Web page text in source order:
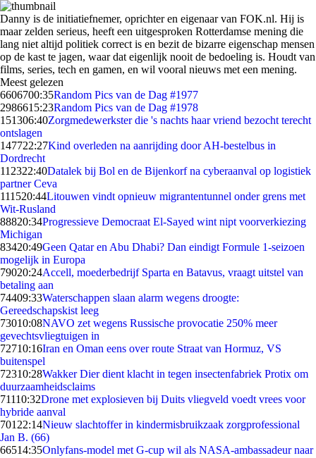
Danny is de initiatiefnemer, oprichter en eigenaar van FOK.nl. Hij is
maar zelden serieus, heeft een uitgesproken Rotterdamse mening die
lang niet altijd politiek correct is en bezit de bizarre eigenschap mensen
op de kast te jagen, waar dat eigenlijk nooit de bedoeling is. Houdt van
films, series, tech en gamen, en wil vooral nieuws met een mening.
Meest gelezen
6606700:35Random Pics van de Dag #1977
2986615:23Random Pics van de Dag #1978
151306:40Zorgmedewerkster die 's nachts haar vriend bezocht terecht
ontslagen
147722:27Kind overleden na aanrijding door AH-bestelbus in
Dordrecht
112322:40Datalek bij Bol en de Bijenkorf na cyberaanval op logistiek
partner Ceva
111520:44Litouwen vindt opnieuw migrantentunnel onder grens met
Wit-Rusland
88820:34Progressieve Democraat El-Sayed wint nipt voorverkiezing
Michigan
83420:49Geen Qatar en Abu Dhabi? Dan eindigt Formule 1-seizoen
mogelijk in Europa
79020:24Accell, moederbedrijf Sparta en Batavus, vraagt uitstel van
betaling aan
74409:33Waterschappen slaan alarm wegens droogte:
Gereedschapskist leeg
73010:08NAVO zet wegens Russische provocatie 250% meer
gevechtsvliegtuigen in
72710:16Iran en Oman eens over route Straat van Hormuz, VS
buitenspel
72310:28Wakker Dier dient klacht in tegen insectenfabriek Protix om
duurzaamheidsclaims
71110:32Drone met explosieven bij Duits vliegveld voedt vrees voor
hybride aanval
701 22:14Nieuw slachtoffer in kindermisbruikzaak zorgprofessional
Jan B. (66)
66514:35Onlyfans-model met G-cup wil als NASA-ambassadeur naar